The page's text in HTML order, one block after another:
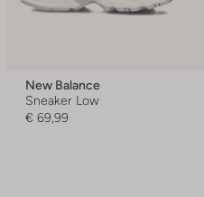
New Balance
Sneaker Low
€ 69,99